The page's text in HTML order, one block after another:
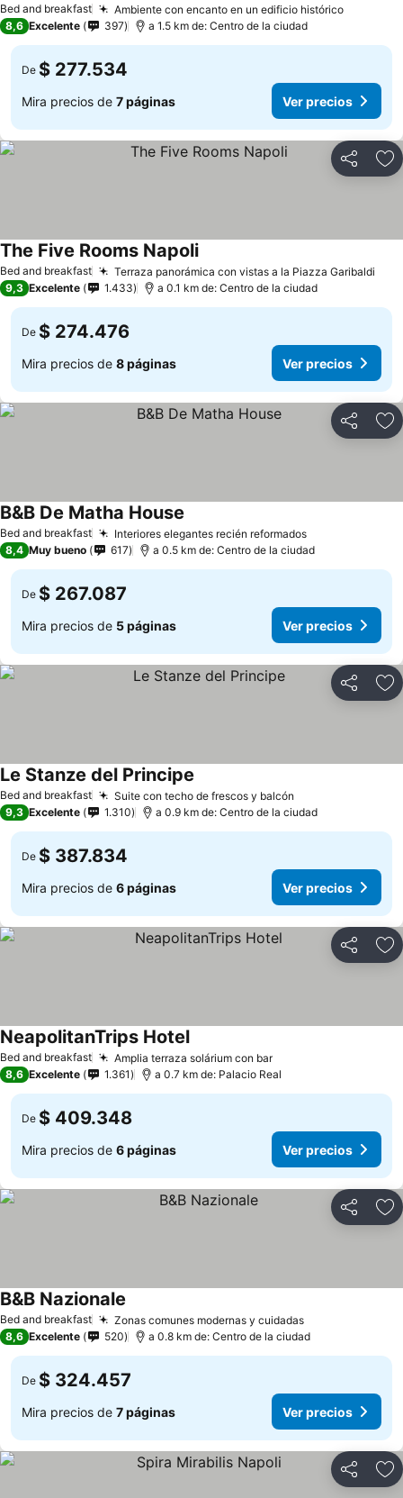
Bed and breakfast
Ambiente con encanto en un edificio histórico
8,6 Excelente 397 a 1.5 km de: Centro de la ciudad
De $ 277.534
Mira precios de 7 páginas Ver precios
Compartir
Bed and breakfast Terraza panorámica con vistas a la Piazza Garibaldi
The Five Rooms Napoli
9,3 Excelente 1.433 a 0.1 km de: Centro de la ciudad
De $ 274.476
Mira precios de 8 páginas Ver precios
Compartir
Bed and breakfast Interiores elegantes recién reformados
B&B De Matha House
8,4 Muy bueno 617 a 0.5 km de: Centro de la ciudad
De $ 267.087
Mira precios de 5 páginas Ver precios
Compartir
Bed and breakfast Suite con techo de frescos y balcón
Le Stanze del Principe
9,3 Excelente 1.310 a 0.9 km de: Centro de la ciudad
De $ 387.834
Mira precios de 6 páginas Ver precios
Compartir
Bed and breakfast Amplia terraza solárium con bar
NeapolitanTrips Hotel
8,6 Excelente 1.361 a 0.7 km de: Palacio Real
De $ 409.348
Mira precios de 6 páginas Ver precios
Compartir
Bed and breakfast Zonas comunes modernas y cuidadas
B&B Nazionale
8,6 Excelente 520 a 0.8 km de: Centro de la ciudad
De $ 324.457
Mira precios de 7 páginas Ver precios
Compartir